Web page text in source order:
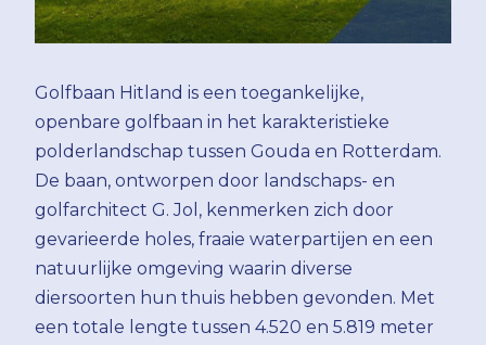
Golfbaan Hitland is een toegankelijke,
openbare golfbaan in het karakteristieke
polderlandschap tussen Gouda en Rotterdam.
De baan, ontworpen door landschaps- en
golfarchitect G. Jol, kenmerken zich door
gevarieerde holes, fraaie waterpartijen en een
natuurlijke omgeving waarin diverse
diersoorten hun thuis hebben gevonden. Met
een totale lengte tussen 4.520 en 5.819 meter